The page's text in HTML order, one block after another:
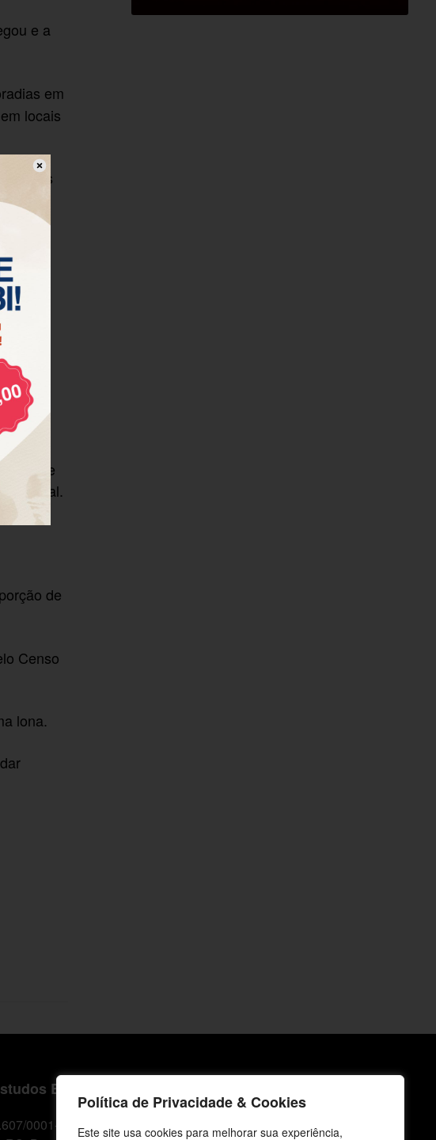
Política de Privacidade & Cookies
Este site usa cookies para melhorar sua experiência,
e a
em
locais
Mas
, 39.
de
de
Censo
lona.
Bíblicos
0001-10